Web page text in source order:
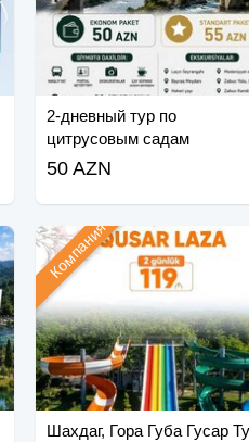
2-дневный тур по
цитрусовым садам
Ленкорань Астара
50 AZN
Шахдаг, Гора Губа Гусар
Компания